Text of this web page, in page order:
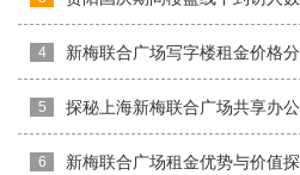
4 新梅联合广场写字楼租金价格
5 探秘上海新梅联合广场共享办
6 新梅联合广场租金优势与价值